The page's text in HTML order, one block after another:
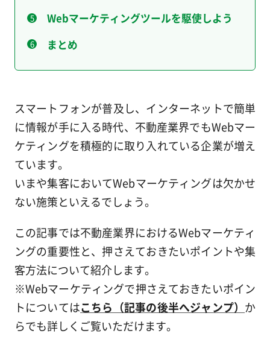
Webマーケティングツールを駆使しよう
まとめ
スマートフォンが普及し、インターネットで簡単
に情報が手に入る時代、不動産業界でもWebマー
ケティングを積極的に取り入れている企業が増え
ています。
いまや集客においてWebマーケティングは欠かせ
ない施策といえるでしょう。
この記事では不動産業界におけるWebマーケティ
ングの重要性と、押さえておきたいポイントや集
客方法について紹介します。
※Webマーケティングで押さえておきたいポイン
トについてはこちら（記事の後半へジャンプ） か
らでも詳しくご覧いただけます。